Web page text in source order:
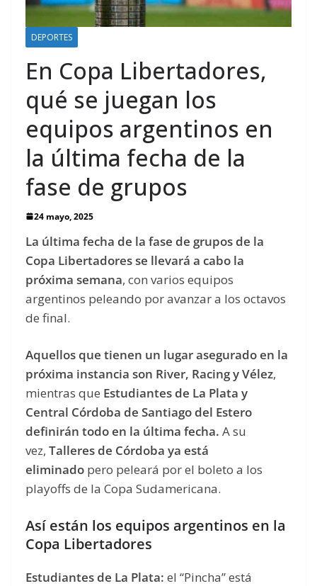
DEPORTES
En Copa Libertadores,
qué se juegan los
equipos argentinos en
la última fecha de la
fase de grupos
24 mayo, 2025
La última fecha de la fase de grupos de la
Copa Libertadores se llevará a cabo la
próxima semana, con varios equipos
argentinos peleando por avanzar a los octavos
de final.
Aquellos que tienen un lugar asegurado en la
próxima instancia son River, Racing y Vélez,
mientras que Estudiantes de La Plata y
Central Córdoba de Santiago del Estero
definirán todo en la última fecha. A su
vez, Talleres de Córdoba ya está
eliminado pero peleará por el boleto a los
playoffs de la Copa Sudamericana.
Así están los equipos argentinos en la
Copa Libertadores
Estudiantes de La Plata: el “Pincha” está